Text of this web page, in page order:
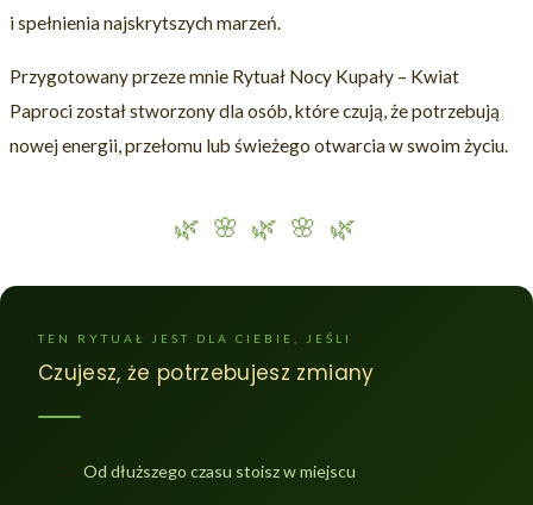
i spełnienia najskrytszych marzeń.
Przygotowany przeze mnie Rytuał Nocy Kupały – Kwiat
Paproci został stworzony dla osób, które czują, że potrzebują
nowej energii, przełomu lub świeżego otwarcia w swoim życiu.
🌿 🌸 🌿 🌸 🌿
TEN RYTUAŁ JEST DLA CIEBIE, JEŚLI
Czujesz, że potrzebujesz zmiany
Od dłuższego czasu stoisz w miejscu